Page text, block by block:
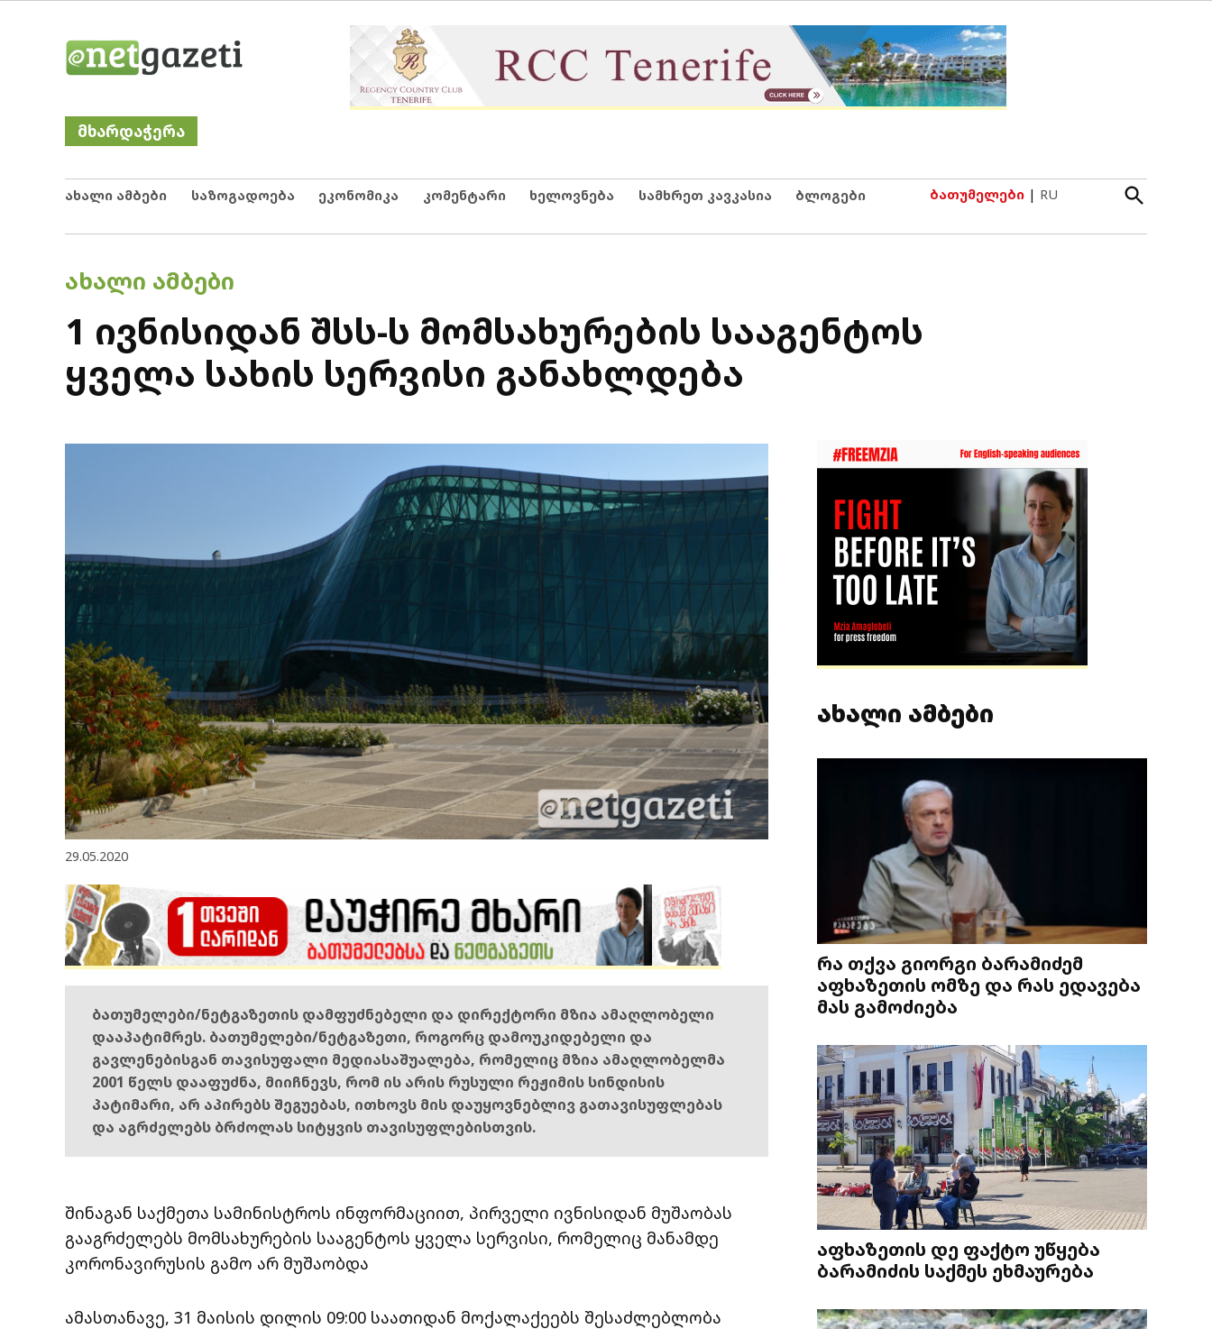
Netgazeti
მხარდაჭერა
ახალი ამბები საზოგადოება ეკონომიკა კომენტარი ხელოვნება სამხრეთ კავკასია ბლოგები ბათუმელები | RU
Open
Search
POSTED
ᲐᲮᲐᲚᲘ ᲐᲛᲑᲔᲑᲘ
1 ივნისიდან შსს-ს მომსახურების სააგენტოს
ყველა სახის სერვისი განახლდება
29.05.2020
ბათუმელები/ნეტგაზეთის დამფუძნებელი და დირექტორი მზია ამაღლობელი
დააპატიმრეს. ბათუმელები/ნეტგაზეთი, როგორც დამოუკიდებელი და
გავლენებისგან თავისუფალი მედიასაშუალება, რომელიც მზია ამაღლობელმა
2001 წელს დააფუძნა, მიიჩნევს, რომ ის არის რუსული რეჟიმის სინდისის
პატიმარი, არ აპირებს შეგუებას, ითხოვს მის დაუყოვნებლივ გათავისუფლებას
და აგრძელებს ბრძოლას სიტყვის თავისუფლებისთვის.
შინაგან საქმეთა სამინისტროს ინფორმაციით, პირველი ივნისიდან მუშაობას
გააგრძელებს მომსახურების სააგენტოს ყველა სერვისი, რომელიც მანამდე
კორონავირუსის გამო არ მუშაობდა
ამასთანავე, 31 მაისის დილის 09:00 საათიდან მოქალაქეებს შესაძლებლობა
ახალი ამბები
რა თქვა გიორგი ბარამიძემ
აფხაზეთის ომზე და რას ედავება
მას გამოძიება
აფხაზეთის დე ფაქტო უწყება
ბარამიძის საქმეს ეხმაურება